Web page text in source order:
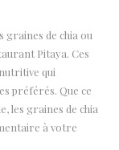
graines de chia ou
Pitaya. Ces
qui
préférés. Que ce
les graines de chia
à votre